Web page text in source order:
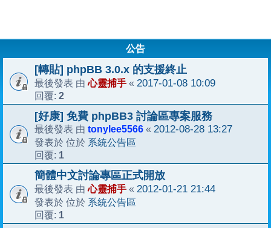
公告
[轉貼] phpBB 3.0.x 的支援終止
最後發表 由心靈捕手 « 2017-01-08 10:09
回覆: 2
[好康] 免費 phpBB3 討論區專案服務
最後發表 由 tonylee5566 « 2012-08-28 13:27
發表於 位於 系統公告區
回覆: 1
簡體中文討論專區正式開放
最後發表 由心靈捕手 « 2012-01-21 21:44
發表於 位於 系統公告區
回覆: 1